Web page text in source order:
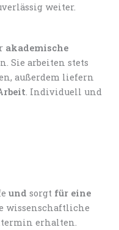
weiter.
akademische
Sie arbeiten stets
außerdem liefern
. Individuell und
und sorgt für eine
wissenschaftliche
erhalten.